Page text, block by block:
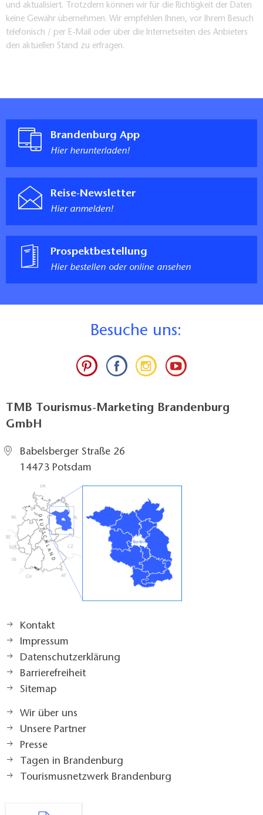
und aktualisiert. Trotzdem können wir für die Richtigkeit der Daten
keine Gewähr übernehmen. Wir empfehlen Ihnen, vor Ihrem Besuch
telefonisch / per E-Mail oder über die Internetseiten des Anbieters
den aktuellen Stand zu erfragen.
Brandenburg App
Hier herunterladen!
Reise-Newsletter
Hier anmelden!
Prospektbestellung
Hier bestellen oder online ansehen
Besuche uns:
TMB Tourismus-Marketing Brandenburg
GmbH
Babelsberger Straße 26
14473 Potsdam
Kontakt
Impressum
Datenschutzerklärung
Barrierefreiheit
Sitemap
Wir über uns
Unsere Partner
Presse
Tagen in Brandenburg
Tourismusnetzwerk Brandenburg